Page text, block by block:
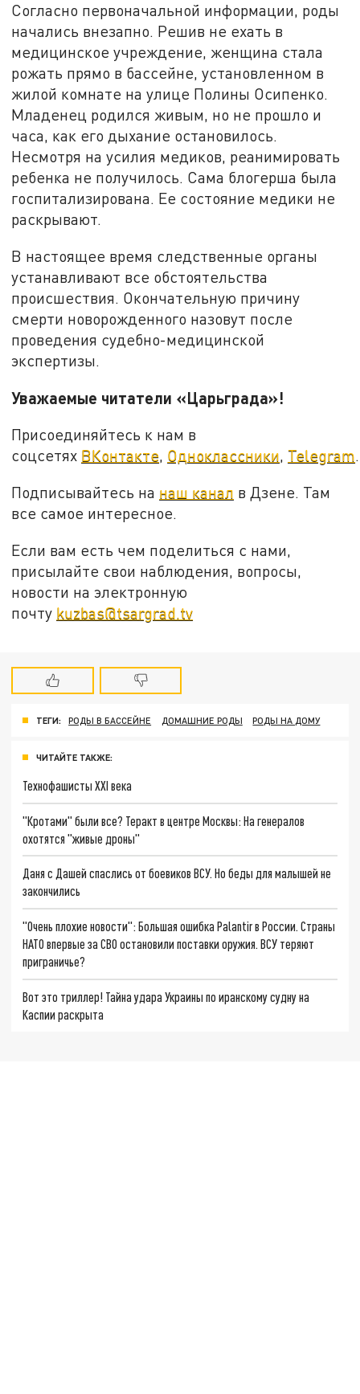
Согласно первоначальной информации, роды
начались внезапно. Решив не ехать в
медицинское учреждение, женщина стала
рожать прямо в бассейне, установленном в
жилой комнате на улице Полины Осипенко.
Младенец родился живым, но не прошло и
часа, как его дыхание остановилось.
Несмотря на усилия медиков, реанимировать
ребенка не получилось. Сама блогерша была
госпитализирована. Ее состояние медики не
раскрывают.
В настоящее время следственные органы
устанавливают все обстоятельства
происшествия. Окончательную причину
смерти новорожденного назовут после
проведения судебно-медицинской
экспертизы.
Уважаемые читатели «Царьграда»!
Присоединяйтесь к нам в
соцсетях ВКонтакте, Одноклассники, Telegram.
Подписывайтесь на наш канал в Дзене. Там
все самое интересное.
Если вам есть чем поделиться с нами,
присылайте свои наблюдения, вопросы,
новости на электронную
почту kuzbas@tsargrad.tv
ТЕГИ: РОДЫ В БАССЕЙНЕ ДОМАШНИЕ РОДЫ РОДЫ НА ДОМУ
ЧИТАЙТЕ ТАКЖЕ:
Технофашисты XXI века
"Кротами" были все? Теракт в центре Москвы: На генералов
охотятся "живые дроны"
Даня с Дашей спаслись от боевиков ВСУ. Но беды для малышей не
закончились
"Очень плохие новости": Большая ошибка Palantir в России. Страны
НАТО впервые за СВО остановили поставки оружия. ВСУ теряют
приграничье?
Вот это триллер! Тайна удара Украины по иранскому судну на
Каспии раскрыта